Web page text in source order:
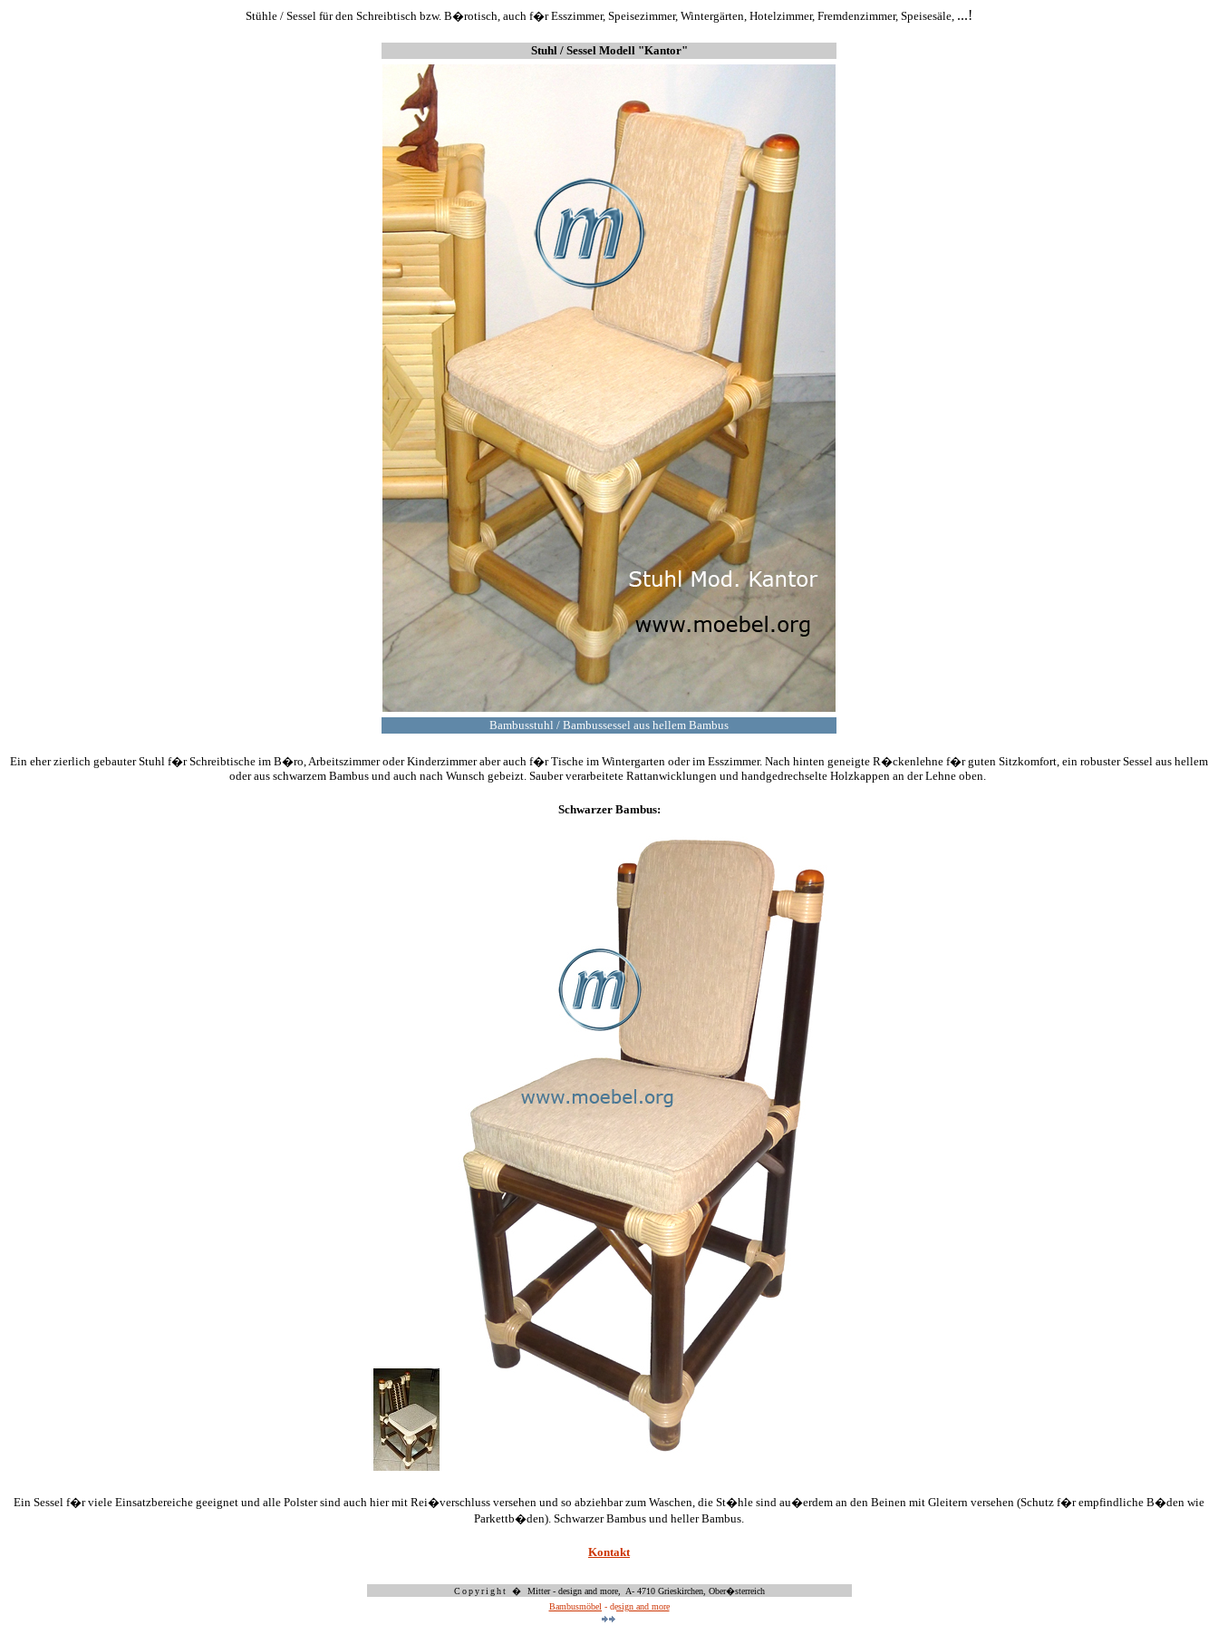
Stühle / Sessel für den Schreibtisch bzw. B�rotisch, auch f�r Esszimmer, Speisezimmer, Wintergärten, Hotelzimmer, Fremdenzimmer, Speisesäle, ...!
Stuhl / Sessel Modell "Kantor"
Bambusstuhl / Bambussessel aus hellem Bambus
Ein eher zierlich gebauter Stuhl f�r Schreibtische im B�ro, Arbeitszimmer oder Kinderzimmer aber auch f�r Tische im Wintergarten oder im Esszimmer. Nach hinten geneigte R�ckenlehne f�r guten Sitzkomfort, ein robuster Sessel aus hellem
oder aus schwarzem Bambus und auch nach Wunsch gebeizt. Sauber verarbeitete Rattanwicklungen und handgedrechselte Holzkappen an der Lehne oben.
Schwarzer Bambus:
Ein Sessel f�r viele Einsatzbereiche geeignet und alle Polster sind auch hier mit Rei�verschluss versehen und so abziehbar zum Waschen, die St�hle sind au�erdem an den Beinen mit Gleitern versehen (Schutz f�r empfindliche B�den wie
Parkettb�den). Schwarzer Bambus und heller Bambus.
Kontakt
Copyright � Mitter - design and more, A- 4710 Grieskirchen, Ober�sterreich
Bambusmöbel - design and more